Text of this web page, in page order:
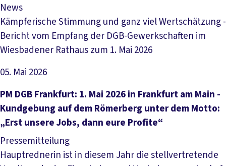
News
Kämpferische Stimmung und ganz viel Wertschätzung -
Bericht vom Empfang der DGB-Gewerkschaften im
Wiesbadener Rathaus zum 1. Mai 2026
05. Mai 2026
Artikel lesen
PM DGB Frankfurt: 1. Mai 2026 in Frankfurt am Main -
Kundgebung auf dem Römerberg unter dem Motto:
„Erst unsere Jobs, dann eure Profite“
Pressemitteilung
Hauptrednerin ist in diesem Jahr die stellvertretende